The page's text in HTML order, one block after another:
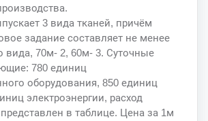
3 вида тканей, причём
задание составляет не менее
вида, 70м- 2, 60м- 3. Суточные
780 единиц
оборудования, 850 единиц
электроэнергии, расход
в таблице. Цена за 1м